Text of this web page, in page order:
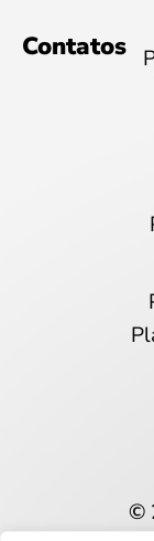
Contatos
©